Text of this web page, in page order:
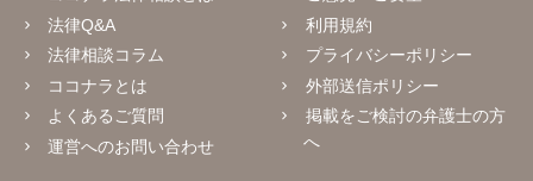
法律Q&A
法律相談コラム
ココナラとは
よくあるご質問
運営へのお問い合わせ
利用規約
プライバシーポリシー
外部送信ポリシー
掲載をご検討の弁護士の方
へ